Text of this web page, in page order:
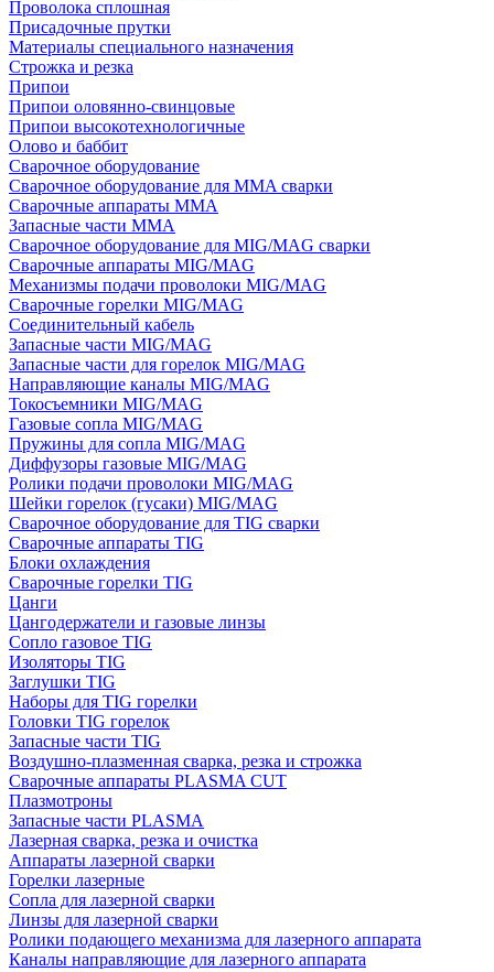
Проволока сплошная
Присадочные прутки
Материалы специального назначения
Строжка и резка
Припои
Припои оловянно-свинцовые
Припои высокотехнологичные
Олово и баббит
Сварочное оборудование
Сварочное оборудование для MMA сварки
Сварочные аппараты MMA
Запасные части MMA
Сварочное оборудование для MIG/MAG сварки
Сварочные аппараты MIG/MAG
Механизмы подачи проволоки MIG/MAG
Сварочные горелки MIG/MAG
Соединительный кабель
Запасные части MIG/MAG
Запасные части для горелок MIG/MAG
Направляющие каналы MIG/MAG
Токосъемники MIG/MAG
Газовые сопла MIG/MAG
Пружины для сопла MIG/MAG
Диффузоры газовые MIG/MAG
Ролики подачи проволоки MIG/MAG
Шейки горелок (гусаки) MIG/MAG
Сварочное оборудование для TIG сварки
Сварочные аппараты TIG
Блоки охлаждения
Сварочные горелки TIG
Цанги
Цангодержатели и газовые линзы
Сопло газовое TIG
Изоляторы TIG
Заглушки TIG
Наборы для TIG горелки
Головки TIG горелок
Запасные части TIG
Воздушно-плазменная сварка, резка и строжка
Сварочные аппараты PLASMA CUT
Плазмотроны
Запасные части PLASMA
Лазерная сварка, резка и очистка
Аппараты лазерной сварки
Горелки лазерные
Сопла для лазерной сварки
Линзы для лазерной сварки
Ролики подающего механизма для лазерного аппарата
Каналы направляющие для лазерного аппарата